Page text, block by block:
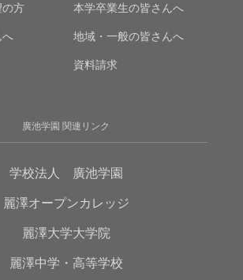
方 本学卒業生の皆さんへ
へ 地域・一般の皆さんへ
資料請求
廣池学園 関連リンク
学校法人 廣池学園
麗澤オープンカレッジ
麗澤大学大学院
麗澤中学・高等学校